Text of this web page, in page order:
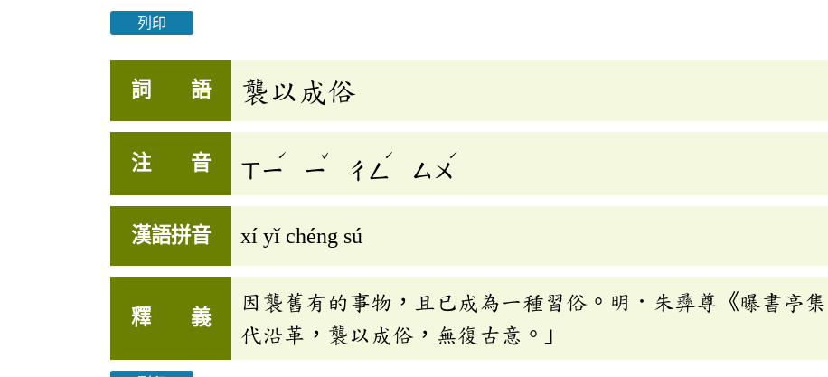
列印
詞 語 襲以成俗
注 音 ㄒㄧ
ˊ
ㄧ
ˇ
ㄔㄥ
ˊ
ㄙㄨ
ˊ
漢語拼音 xí yǐ chéng sú
釋 義
因襲舊有的事物，且已成為一種習俗。明．朱彞尊《曝書亭
代沿革，襲以成俗，無復古意。」